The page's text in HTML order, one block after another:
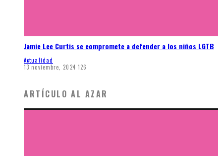
Jamie Lee Curtis se compromete a defender a los niños LGTB
Actualidad
13 noviembre, 2024 126
ARTÍCULO AL AZAR